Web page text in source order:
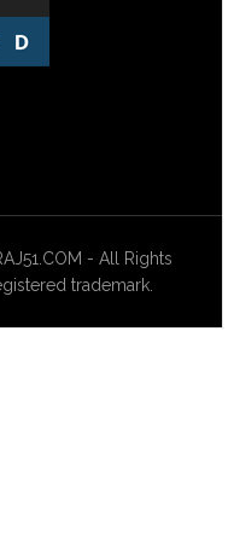
- All Rights
trademark.